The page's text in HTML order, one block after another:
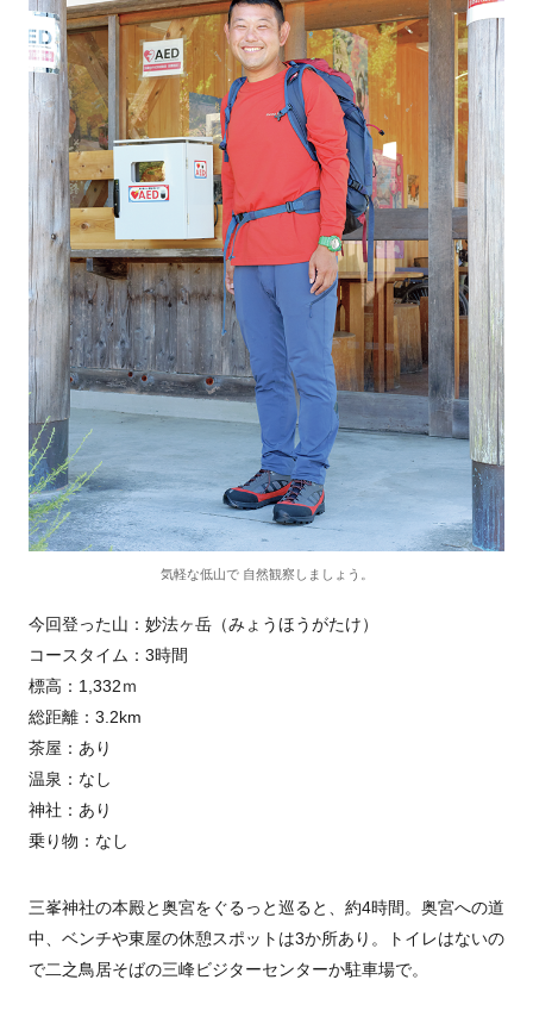
気軽な低山で 自然観察しましょう。
今回登った山：妙法ヶ岳（みょうほうがたけ）
コースタイム：3時間
標高：1,332ｍ
総距離：3.2km
茶屋：あり
温泉：なし
神社：あり
乗り物：なし
三峯神社の本殿と奥宮をぐるっと巡ると、約4時間。奥宮への道
中、ベンチや東屋の休憩スポットは3か所あり。トイレはないの
で二之鳥居そばの三峰ビジターセンターか駐車場で。